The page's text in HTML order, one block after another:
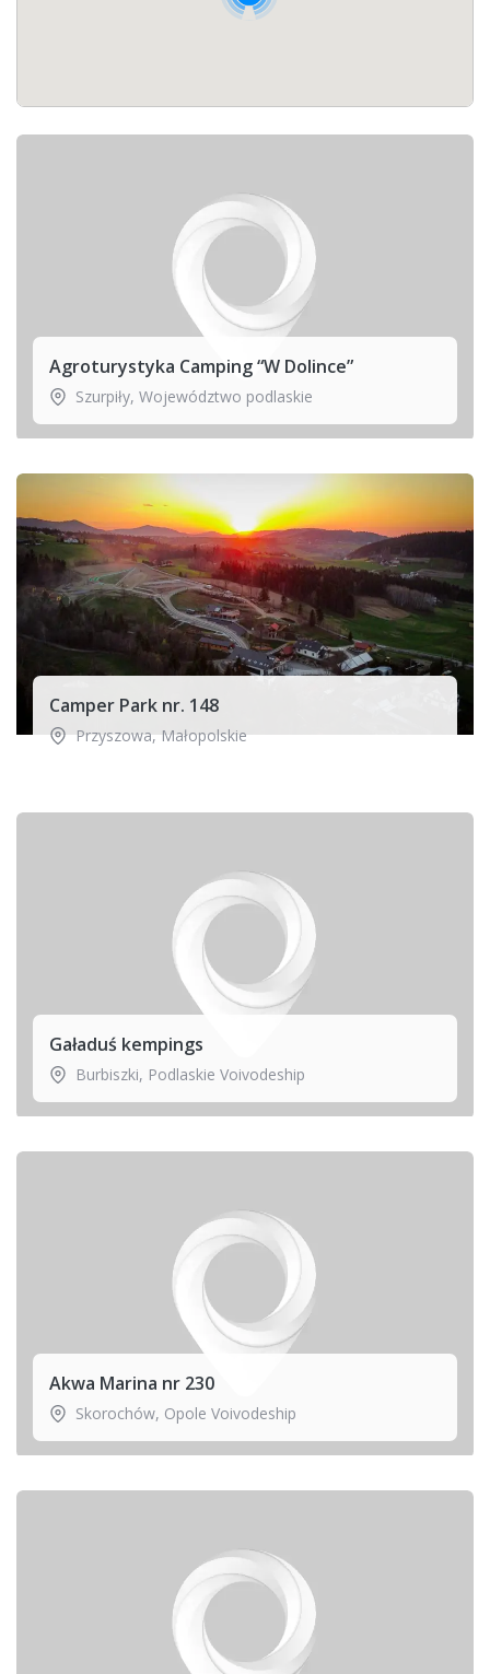
Agroturystyka Camping “W Dolince”
Szurpiły, Województwo podlaskie
Camper Park nr. 148
Przyszowa,Małopolskie
Gaładuś kempings
Burbiszki, Podlaskie Voivodeship
Akwa Marina nr 230
Skorochów, Opole Voivodeship